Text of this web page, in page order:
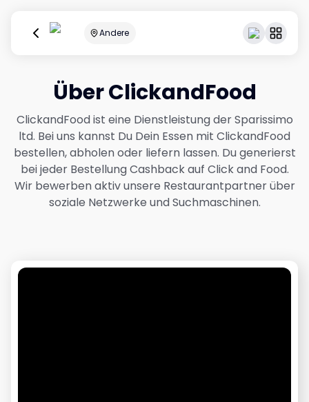
Andere
Über ClickandFood
ClickandFood ist eine Dienstleistung der Sparissimo
ltd. Bei uns kannst Du Dein Essen mit ClickandFood
bestellen, abholen oder liefern lassen. Du generierst
bei jeder Bestellung Cashback auf Click and Food.
Wir bewerben aktiv unsere Restaurantpartner über
soziale Netzwerke und Suchmaschinen.